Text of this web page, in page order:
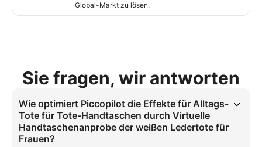
Global-Markt zu lösen.
Sie fragen, wir antworten
Wie optimiert Piccopilot die Effekte für Alltags-
Tote für Tote-Handtaschen durch Virtuelle
Handtaschenanprobe der weißen Ledertote für
Frauen?